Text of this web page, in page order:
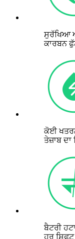
ਸੁਰੱਖਿਆ
ਕਾਰਬਨ
ਕੋਈ
ਤੇਜ਼ਾਬ ਦਾ
ਬੈਟਰੀ
ਹਰ